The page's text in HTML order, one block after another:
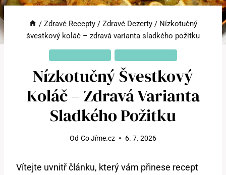
/ Zdravé Recepty / Zdravé Dezerty / Nízkotučný
švestkový koláč – zdravá varianta sladkého požitku
Nízkotučný Švestkový
Koláč – Zdravá Varianta
Sladkého Požitku
Od Co Jíme.cz 6. 7. 2026
Vítejte uvnitř článku, který vám přinese recept